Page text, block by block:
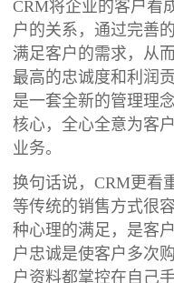
CRM将企业的客户看
户的关系，通过完善
满足客户的需求，从
最高的忠诚度和利润
是一套全新的管理理
核心，全心全意为客
业务。
换句话说，CRM更看
等传统的销售方式很
种心理的满足，是客
户忠诚是使客户多次
户资料都掌控在自己